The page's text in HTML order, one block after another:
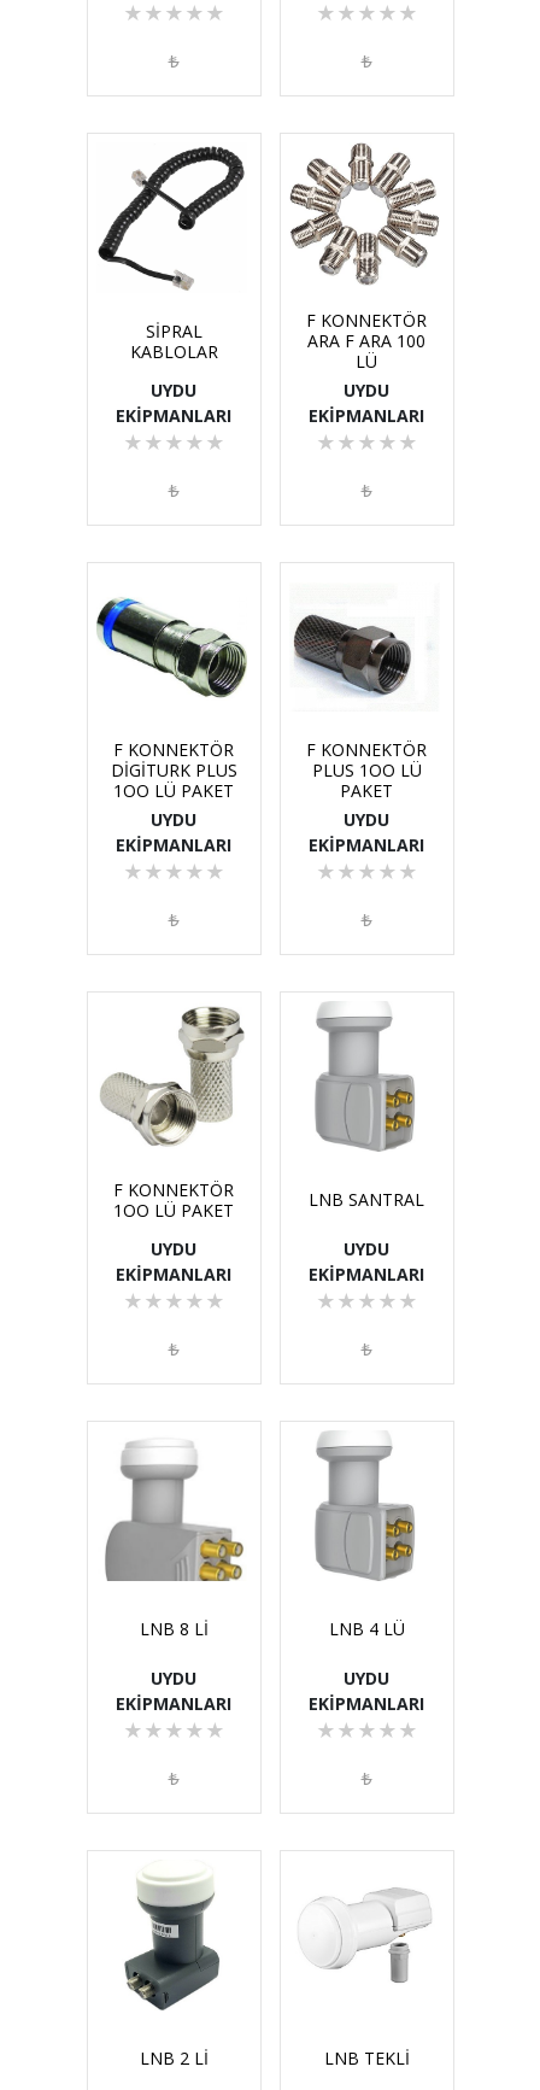
★ ★ ★ ★ ★
₺
★ ★ ★ ★ ★
₺
SİPRAL
KABLOLAR
UYDU
EKİPMANLARI
★ ★ ★ ★ ★
₺
F KONNEKTÖR
ARA F ARA 100
LÜ
UYDU
EKİPMANLARI
★ ★ ★ ★ ★
₺
F KONNEKTÖR
DİGİTURK PLUS
1OO LÜ PAKET
UYDU
EKİPMANLARI
★ ★ ★ ★ ★
₺
F KONNEKTÖR
PLUS 1OO LÜ
PAKET
UYDU
EKİPMANLARI
★ ★ ★ ★ ★
₺
F KONNEKTÖR
1OO LÜ PAKET
UYDU
EKİPMANLARI
★ ★ ★ ★ ★
₺
LNB SANTRAL
UYDU
EKİPMANLARI
★ ★ ★ ★ ★
₺
LNB 8 Lİ
UYDU
EKİPMANLARI
★ ★ ★ ★ ★
₺
LNB 4 LÜ
UYDU
EKİPMANLARI
★ ★ ★ ★ ★
₺
LNB 2 Lİ LNB TEKLİ